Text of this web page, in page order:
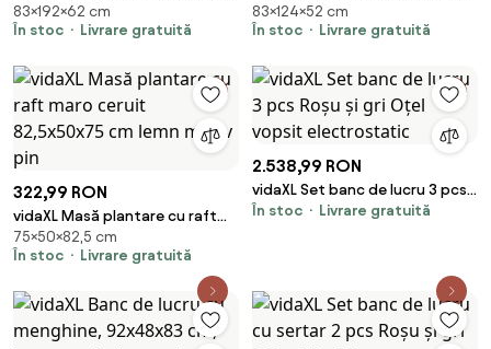
și menghine, 192x62x83 cm,
lemn acacia
83×192×62 cm
În stoc
Livrare gratuită
și menghine, 124x52x83 cm,
lemn acacia
83×124×52 cm
În stoc
Livrare gratuită
322,99 RON
vidaXL Masă plantare cu raft
maro ceruit 82,5x50x75 cm
lemn masiv pin
75×50×82,5 cm
În stoc
Livrare gratuită
2.538,99 RON
vidaXL Set banc de lucru 3 pcs
Roșu și gri Oțel vopsit
În stoc Livrare gratuită